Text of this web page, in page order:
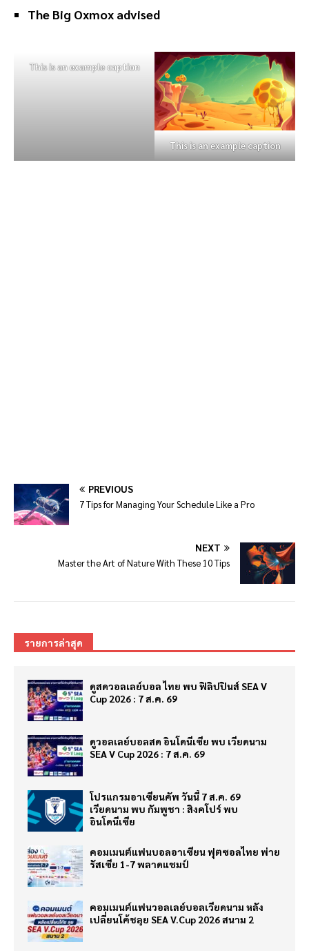
The Big Oxmox advised
This is an example caption
This is an example caption
PREVIOUS
7 Tips for Managing Your Schedule Like a Pro
NEXT
Master the Art of Nature With These 10 Tips
รายการล่าสุด
ดูสดวอลเลย์บอล ไทย พบ ฟิลิปปินส์ SEA V
Cup 2026 : 7 ส.ค. 69
ดูวอลเลย์บอลสด อินโดนีเซีย พบ เวียดนาม
SEA V Cup 2026 : 7 ส.ค. 69
โปรแกรมอาเซียนคัพ วันนี้ 7 ส.ค. 69
เวียดนาม พบ กัมพูชา : สิงคโปร์ พบ
อินโดนีเซีย
คอมเมนต์แฟนบอลอาเซียน ฟุตซอลไทย พ่าย
รัสเซีย 1-7 พลาดแชมป์
คอมเมนต์แฟนวอลเลย์บอลเวียดนาม หลัง
เปลี่ยนโค้ชลุย SEA V.Cup 2026 สนาม 2